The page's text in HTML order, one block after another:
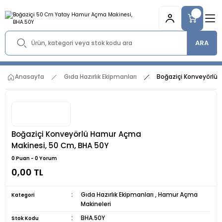
ARA
Anasayfa Gıda Hazırlık Ekipmanları Boğaziçi Konveyörlü
Boğaziçi Konveyörlü Hamur Açma
Makinesi, 50 Cm, BHA 50Y
0 Puan - 0 Yorum
0,00 TL
Kategori Gıda Hazırlık Ekipmanları ,Hamur Açma
Makineleri
Stok Kodu BHA.50Y